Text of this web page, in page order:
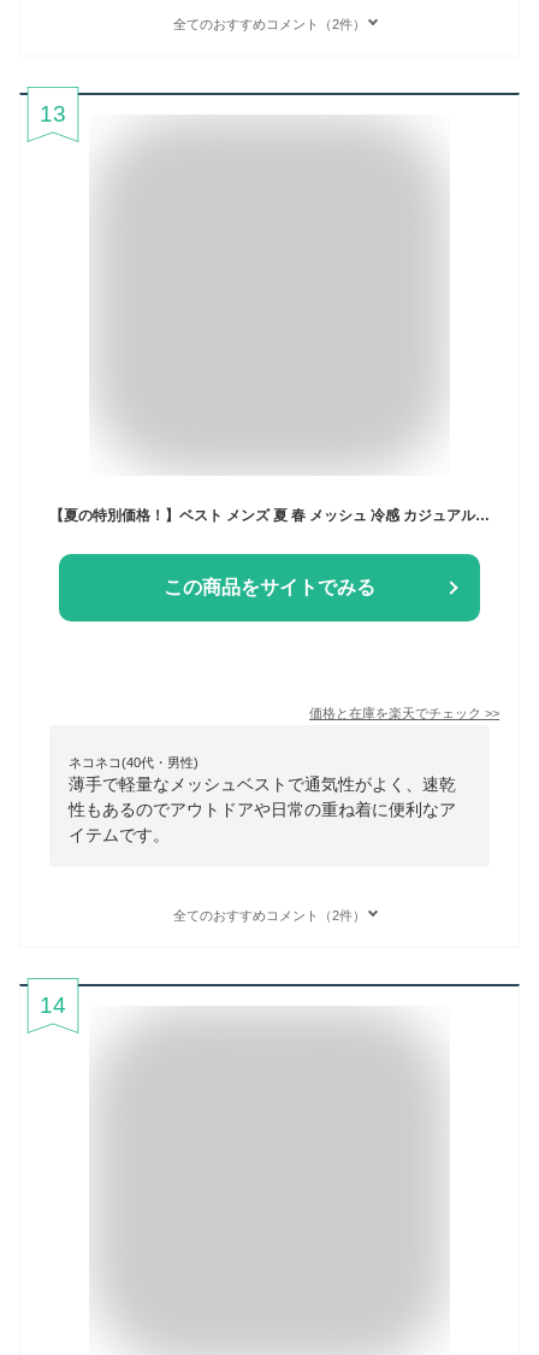
全てのおすすめコメント（2件）
13
【夏の特別価格！】ベスト メンズ 夏 春 メッシュ 冷感 カジュアルベスト メンズベスト ジレ メッシュジレ 夏ベスト サマーベスト 大きいサイズ 薄手 軽量 速乾 涼し 通気 上着 ポケット 透け 透かし感 体型カバー 日常 デート キャンプ 山登 スポーツウエア アウトドア
この商品をサイトでみる
価格と在庫を楽天でチェック >>
ネコネコ(40代・男性)
薄手で軽量なメッシュベストで通気性がよく、速乾
性もあるのでアウトドアや日常の重ね着に便利なア
イテムです。
全てのおすすめコメント（2件）
14